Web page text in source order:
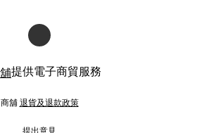
提供電子商貿服務
商舖 退貨及退款政策
提出意見